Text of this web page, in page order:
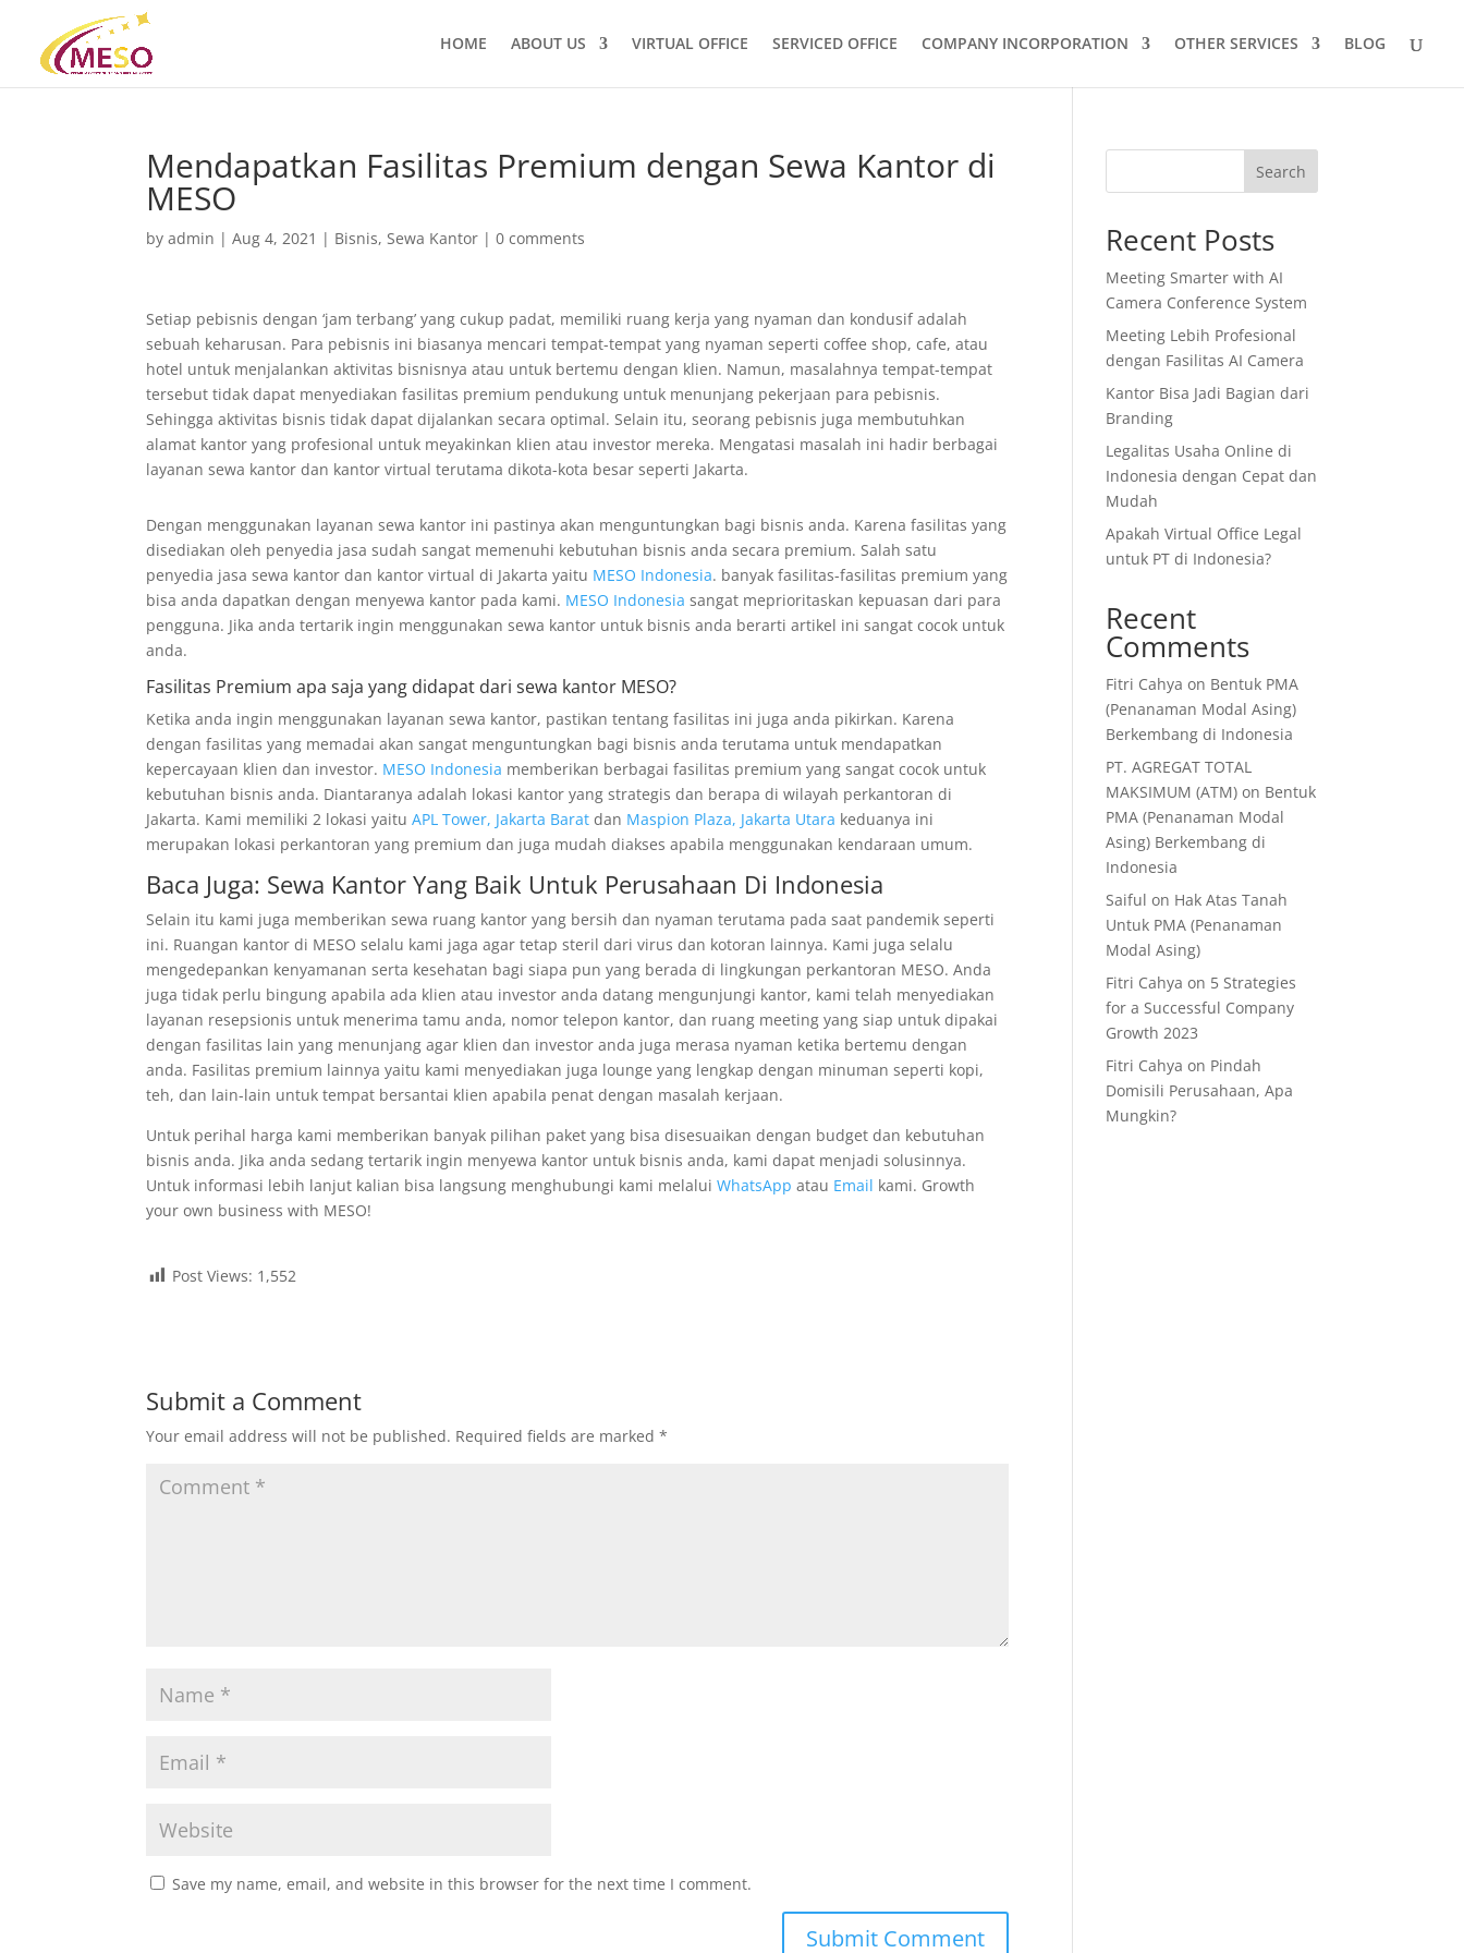
HOME ABOUT US VIRTUAL OFFICE SERVICED OFFICE COMPANY INCORPORATION OTHER SERVICES BLOG
Mendapatkan Fasilitas Premium dengan Sewa Kantor di
MESO
byadmin |Aug 4, 2021 | Bisnis,Sewa Kantor |0 comments
Setiap pebisnis dengan ‘jam terbang’ yang cukup padat, memiliki ruang kerja yang nyaman dan kondusif adalah
sebuah keharusan. Para pebisnis ini biasanya mencari tempat-tempat yang nyaman seperti coffee shop, cafe, atau
hotel untuk menjalankan aktivitas bisnisnya atau untuk bertemu dengan klien. Namun, masalahnya tempat-tempat
tersebut tidak dapat menyediakan fasilitas premium pendukung untuk menunjang pekerjaan para pebisnis.
Sehingga aktivitas bisnis tidak dapat dijalankan secara optimal. Selain itu, seorang pebisnis juga membutuhkan
alamat kantor yang profesional untuk meyakinkan klien atau investor mereka. Mengatasi masalah ini hadir berbagai
layanan sewa kantor dan kantor virtual terutama dikota-kota besar seperti Jakarta.
Dengan menggunakan layanan sewa kantor ini pastinya akan menguntungkan bagi bisnis anda. Karena fasilitas yang
disediakan oleh penyedia jasa sudah sangat memenuhi kebutuhan bisnis anda secara premium. Salah satu
penyedia jasa sewa kantor dan kantor virtual di Jakarta yaitu MESO Indonesia. banyak fasilitas-fasilitas premium yang
bisa anda dapatkan dengan menyewa kantor pada kami. MESO Indonesia sangat meprioritaskan kepuasan dari para
pengguna. Jika anda tertarik ingin menggunakan sewa kantor untuk bisnis anda berarti artikel ini sangat cocok untuk
anda.
Fasilitas Premium apa saja yang didapat dari sewa kantor MESO?
Ketika anda ingin menggunakan layanan sewa kantor, pastikan tentang fasilitas ini juga anda pikirkan. Karena
dengan fasilitas yang memadai akan sangat menguntungkan bagi bisnis anda terutama untuk mendapatkan
kepercayaan klien dan investor. MESO Indonesia memberikan berbagai fasilitas premium yang sangat cocok untuk
kebutuhan bisnis anda. Diantaranya adalah lokasi kantor yang strategis dan berapa di wilayah perkantoran di
Jakarta. Kami memiliki 2 lokasi yaituAPL Tower, Jakarta Barat dan Maspion Plaza, Jakarta Utara keduanya ini
merupakan lokasi perkantoran yang premium dan juga mudah diakses apabila menggunakan kendaraan umum.
Baca Juga: Sewa Kantor Yang Baik Untuk Perusahaan Di Indonesia
Selain itu kami juga memberikan sewa ruang kantor yang bersih dan nyaman terutama pada saat pandemik seperti
ini. Ruangan kantor di MESO selalu kami jaga agar tetap steril dari virus dan kotoran lainnya. Kami juga selalu
mengedepankan kenyamanan serta kesehatan bagi siapa pun yang berada di lingkungan perkantoran MESO. Anda
juga tidak perlu bingung apabila ada klien atau investor anda datang mengunjungi kantor, kami telah menyediakan
layanan resepsionis untuk menerima tamu anda, nomor telepon kantor, dan ruang meeting yang siap untuk dipakai
dengan fasilitas lain yang menunjang agar klien dan investor anda juga merasa nyaman ketika bertemu dengan
anda. Fasilitas premium lainnya yaitu kami menyediakan juga lounge yang lengkap dengan minuman seperti kopi,
teh, dan lain-lain untuk tempat bersantai klien apabila penat dengan masalah kerjaan.
Untuk perihal harga kami memberikan banyak pilihan paket yang bisa disesuaikan dengan budget dan kebutuhan
bisnis anda. Jika anda sedang tertarik ingin menyewa kantor untuk bisnis anda, kami dapat menjadi solusinnya.
Untuk informasi lebih lanjut kalian bisa langsung menghubungi kami melaluiWhatsApp atau Email kami. Growth
your own business with MESO!
Post Views: 1,552
Submit a Comment
Your email address will not be published. Required fields are marked*
Save my name, email, and website in this browser for the next time I comment.
Search
Recent Posts
Meeting Smarter with AI
Camera Conference System
Meeting Lebih Profesional
dengan Fasilitas AI Camera
Kantor Bisa Jadi Bagian dari
Branding
Legalitas Usaha Online di
Indonesia dengan Cepat dan
Mudah
Apakah Virtual Office Legal
untuk PT di Indonesia?
Recent
Comments
Fitri Cahya on Bentuk PMA
(Penanaman Modal Asing)
Berkembang di Indonesia
PT. AGREGAT TOTAL
MAKSIMUM (ATM) on Bentuk
PMA (Penanaman Modal
Asing) Berkembang di
Indonesia
Saiful on Hak Atas Tanah
Untuk PMA (Penanaman
Modal Asing)
Fitri Cahya on 5 Strategies
for a Successful Company
Growth 2023
Fitri Cahya on Pindah
Domisili Perusahaan, Apa
Mungkin?